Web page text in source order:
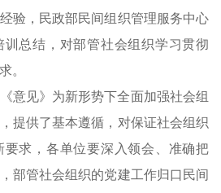
验，民政部民间组织管理服务中心
总结，对部管社会组织学习贯彻
。
意见》为新形势下全面加强社会组
提供了基本遵循，对保证社会组织
求，各单位要深入领会、准确把
部管社会组织的党建工作归口民间